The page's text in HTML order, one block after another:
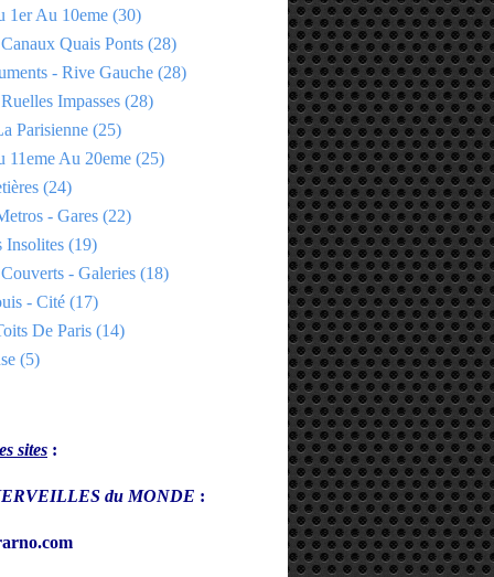
1er Au 10eme (30)
Quais Ponts (28)
- Rive Gauche (28)
Impasses (28)
Parisienne (25)
11eme Au 20eme (25)
(24)
- Gares (22)
Insolites (19)
Couverts - Galeries (18)
- Cité (17)
De Paris (14)
(5)
sites :
du MONDE :